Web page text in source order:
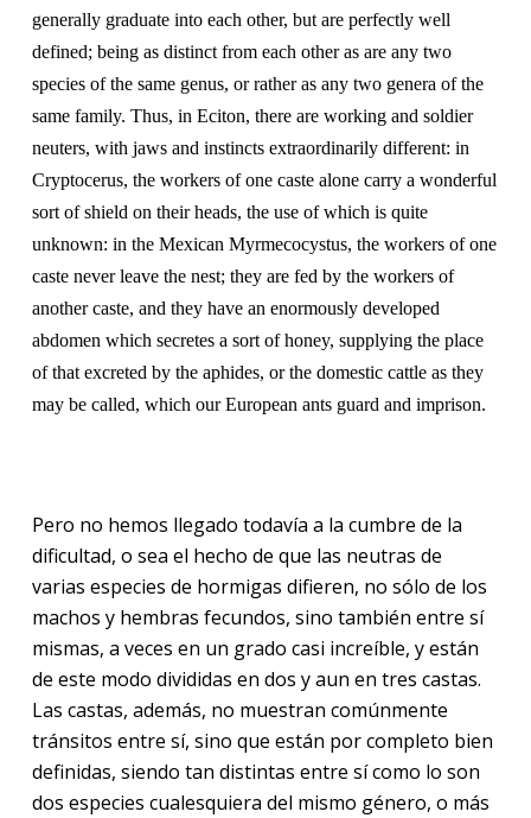
generally graduate into each other, but are perfectly well
defined; being as distinct from each other as are any two
species of the same genus, or rather as any two genera of the
same family. Thus, in Eciton, there are working and soldier
neuters, with jaws and instincts extraordinarily different: in
Cryptocerus, the workers of one caste alone carry a wonderful
sort of shield on their heads, the use of which is quite
unknown: in the Mexican Myrmecocystus, the workers of one
caste never leave the nest; they are fed by the workers of
another caste, and they have an enormously developed
abdomen which secretes a sort of honey, supplying the place
of that excreted by the aphides, or the domestic cattle as they
may be called, which our European ants guard and imprison.
Pero no hemos llegado todavía a la cumbre de la
dificultad, o sea el hecho de que las neutras de
varias especies de hormigas difieren, no sólo de los
machos y hembras fecundos, sino también entre sí
mismas, a veces en un grado casi increíble, y están
de este modo divididas en dos y aun en tres castas.
Las castas, además, no muestran comúnmente
tránsitos entre sí, sino que están por completo bien
definidas, siendo tan distintas entre sí como lo son
dos especies cualesquiera del mismo género, o más